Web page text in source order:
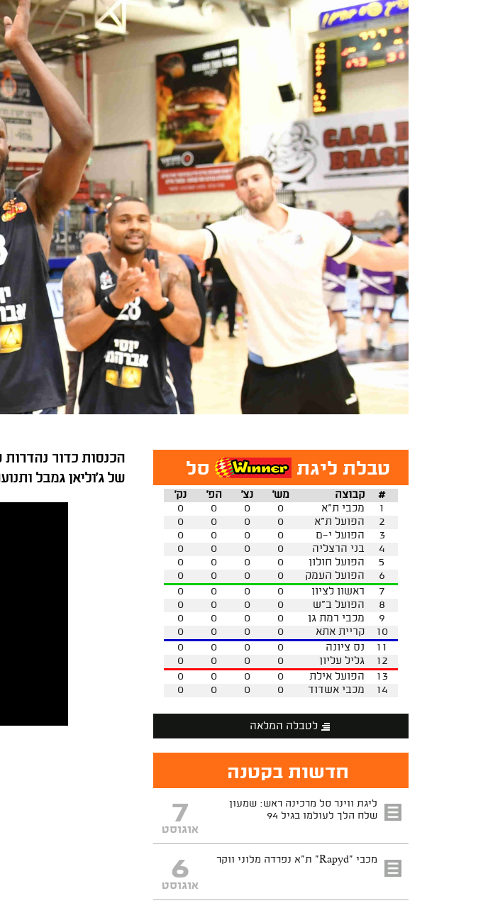
הכנסות כדור נהדרות
של ג'וליאן גמבל
טבלת ליגת סל
נק' הפ' נצ' מש' קבוצה
#
0
0 0 0 מכבי ת"א
1
0
0 0 0 הפועל ת"א
2
0
0 0 0 הפועל י-ם
3
0
0 0 0 בני הרצליה
4
0
0 0 0 הפועל חולון
5
0
0 0 0 הפועל העמק
6
0
0 0 0 ראשון לציון
7
0
0 0 0 הפועל ב"ש
8
0
0 0 0 מכבי רמת גן
9
0
0 0 0 קריית אתא
10
0
0 0 0 נס ציונה
11
0
0 0 0 גליל עליון
12
0
0 0 0 הפועל אילת
13
0
0 0 0 מכבי אשדוד 14
לטבלה המלאה
חדשות בקטנה
ליגת ווינר סל מרכינה ראש: שמעון
שלח הלך לעולמו בגיל 94
7
אוגוסט
מכבי "Rapyd" ת"א נפרדה מלוני ווקר 6
אוגוסט